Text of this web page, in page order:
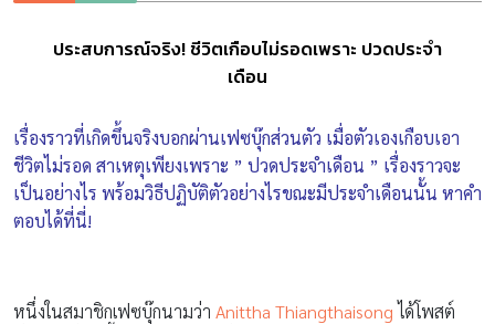
ประสบการณ์จริง! ชีวิตเกือบไม่รอดเพราะ ปวดประจำ
เดือน
เรื่องราวที่เกิดขึ้นจริงบอกผ่านเฟซบุ๊กส่วนตัว เมื่อตัวเองเกือบเอา
ชีวิตไม่รอด สาเหตุเพียงเพราะ ” ปวดประจำเดือน ” เรื่องราวจะ
เป็นอย่างไร พร้อมวิธีปฏิบัติตัวอย่างไรขณะมีประจำเดือนนั้น หาคำ
ตอบได้ที่นี่!
หนึ่งในสมาชิกเฟซบุ๊กนามว่า Anittha Thiangthaisongได้โพสต์